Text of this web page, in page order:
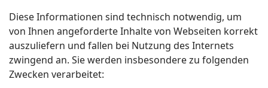
Diese Informationen sind technisch notwendig, um
von Ihnen angeforderte Inhalte von Webseiten korrekt
auszuliefern und fallen bei Nutzung des Internets
zwingend an. Sie werden insbesondere zu folgenden
Zwecken verarbeitet: